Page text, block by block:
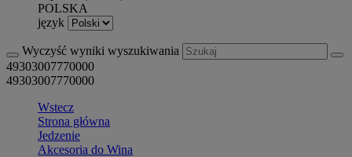
POLSKA
język
Wyczyść wyniki wyszukiwania
49303007770000
49303007770000
Wstecz
Strona główna
Jedzenie
Akcesoria do Wina